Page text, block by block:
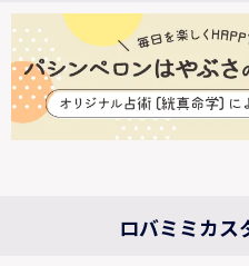
ロバミミカス